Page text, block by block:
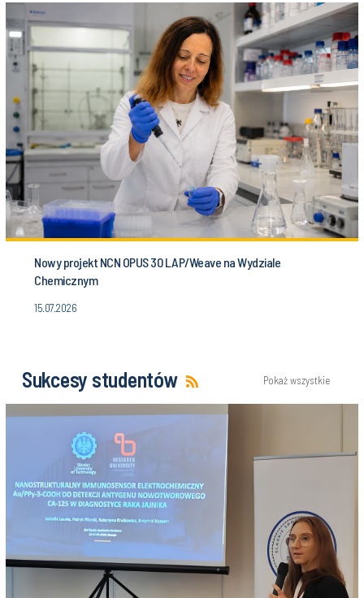
Nowy projekt NCN OPUS 30 LAP/Weave na Wydziale
Chemicznym
15.07.2026